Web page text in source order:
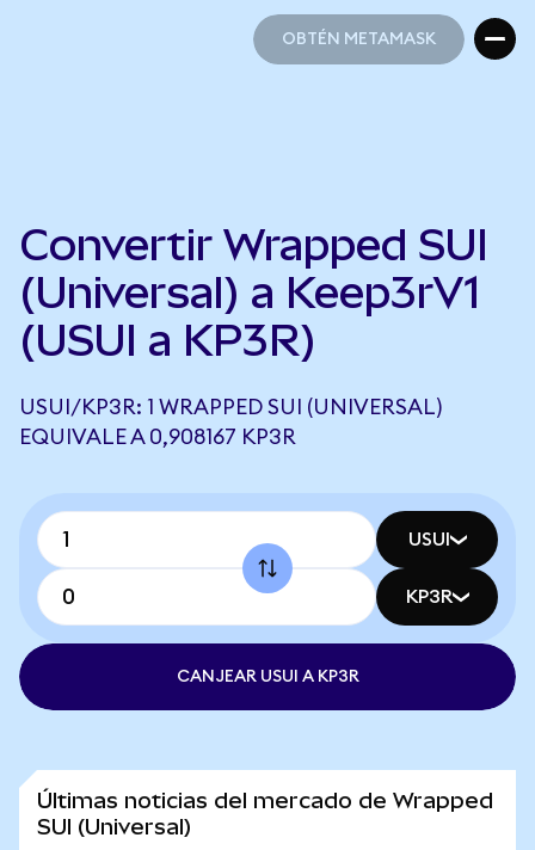
OBTÉN METAMASK
Convertir Wrapped SUI
(Universal) a Keep3rV1
(USUI a KP3R)
USUI/KP3R: 1 WRAPPED SUI (UNIVERSAL)
EQUIVALE A 0,908167 KP3R
USUI
KP3R
CANJEAR USUI A KP3R
Últimas noticias del mercado de Wrapped
SUI (Universal)